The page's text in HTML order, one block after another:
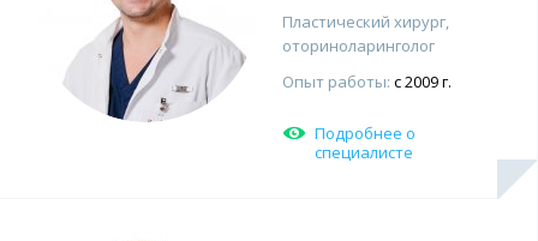
Пластический хирург,
оториноларинголог
Опыт работы: с 2009 г.
Подробнее о
специалисте